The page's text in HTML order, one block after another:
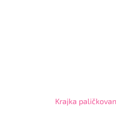
Krajka